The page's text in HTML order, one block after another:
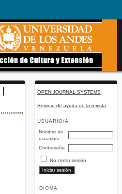
OPEN JOURNAL SYSTEMS
Servicio de ayuda de la revista
USUARIO/A
Nombre de
usuario/a
Contraseña
No cerrar sesión
IDIOMA